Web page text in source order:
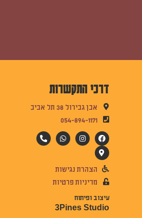
דרכי התקשרות
אבן גבירול 38 תל אביב
054-894-1171
הצהרת נגישות
מדיניות פרטיות
עיצוב ופיתוח
3Pines Studio